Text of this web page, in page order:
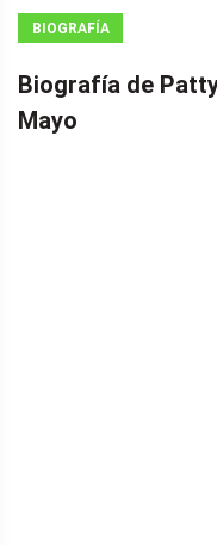
BIOGRAFÍA
Biografía de
Mayo